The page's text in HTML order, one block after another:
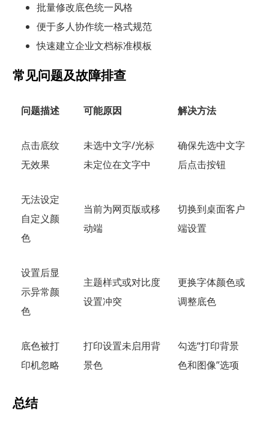
批量修改底色统一风格
便于多人协作统一格式规范
快速建立企业文档标准模板
常见问题及故障排查
问题描述 可能原因 解决方法
点击底纹
无效果
未选中文字/光标
未定位在文字中
确保先选中文字
后点击按钮
无法设定
自定义颜
色
当前为网页版或移
动端
切换到桌面客户
端设置
设置后显
示异常颜
色
主题样式或对比度
设置冲突
更换字体颜色或
调整底色
底色被打
印机忽略
打印设置未启用背
景色
勾选“打印背景
色和图像”选项
总结